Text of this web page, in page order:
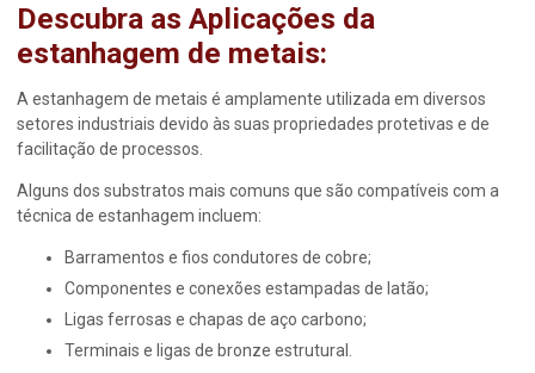
Descubra as Aplicações da
estanhagem de metais:
Aestanhagem de metais é amplamente utilizada em diversos
setores industriais devido às suas propriedades protetivas e de
facilitação de processos.
Alguns dos substratos mais comuns que são compatíveis com a
técnica de estanhagem incluem:
Barramentos e fios condutores de cobre;
Componentes e conexões estampadas de latão;
Ligas ferrosas e chapas de aço carbono;
Terminais e ligas de bronze estrutural.